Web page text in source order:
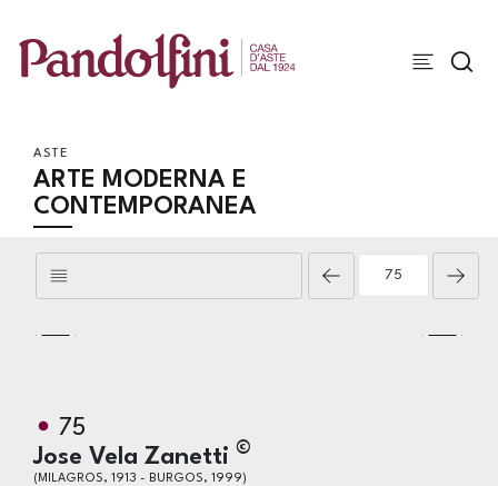
ASTE
ARTE MODERNA E
CONTEMPORANEA
75
Jose Vela Zanetti ©
(MILAGROS, 1913 - BURGOS, 1999)